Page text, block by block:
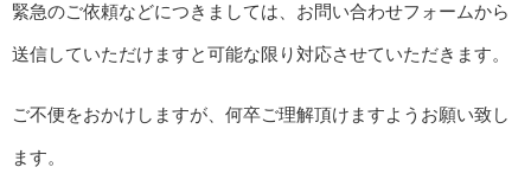
緊急のご依頼などにつきましては、お問い合わせフォームから
送信していただけますと可能な限り対応させていただきます。
ご不便をおかけしますが、何卒ご理解頂けますようお願い致し
ます。